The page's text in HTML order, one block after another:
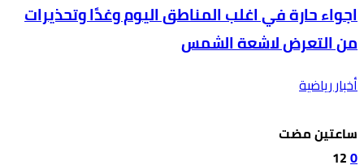
اجواء حارة في اغلب المناطق اليوم وغدًا وتحذيرات
من التعرض لاشعة الشمس
أخبار رياضية
‫‫‫‏‫ساعتين مضت‬
0
12